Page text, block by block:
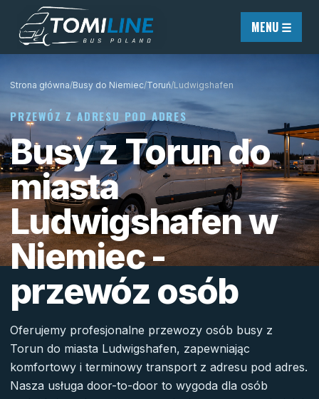
Przejdź do treści
MENU ☰
Strona główna/Busy do Niemiec/Toruń/Ludwigshafen
PRZEWÓZ Z ADRESU POD ADRES
Busy z Torun do
miasta
Ludwigshafen w
Niemiec -
przewóz osób
Oferujemy profesjonalne przewozy osób busy z
Torun do miasta Ludwigshafen, zapewniając
komfortowy i terminowy transport z adresu pod adres.
Nasza usługa door-to-door to wygoda dla osób